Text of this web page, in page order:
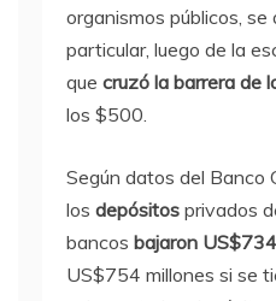
organismos públicos, se
particular, luego de la
que cruzó la barrera de
los $500.
Según datos del Banco
los depósitos privados
bancos bajaron
US$754 millones si se